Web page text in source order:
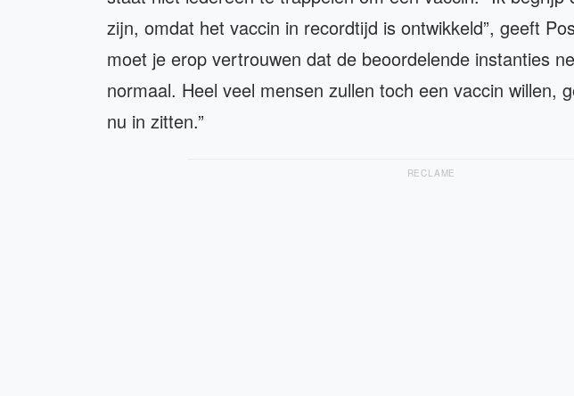
zijn, omdat het vaccin in recordtijd is ontwikkeld”, geeft
moet je erop vertrouwen dat de beoordelende instanties
normaal. Heel veel mensen zullen toch een vaccin willen,
nu in zitten.”
RECLAME